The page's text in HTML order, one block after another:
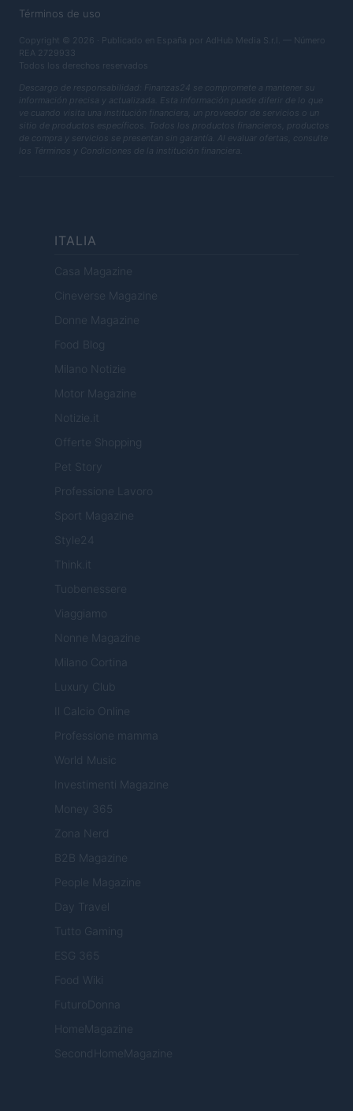
Términos de uso
Copyright © 2026 · Publicado en España por AdHub Media S.r.l. — Número
REA 2729933
Todos los derechos reservados
Descargo de responsabilidad: Finanzas24 se compromete a mantener su
información precisa y actualizada. Esta información puede diferir de lo que
ve cuando visita una institución financiera, un proveedor de servicios o un
sitio de productos específicos. Todos los productos financieros, productos
de compra y servicios se presentan sin garantía. Al evaluar ofertas, consulte
los Términos y Condiciones de la institución financiera.
ITALIA
Casa Magazine
Cineverse Magazine
Donne Magazine
Food Blog
Milano Notizie
Motor Magazine
Notizie.it
Offerte Shopping
Pet Story
Professione Lavoro
Sport Magazine
Style24
Think.it
Tuobenessere
Viaggiamo
Nonne Magazine
Milano Cortina
Luxury Club
Il Calcio Online
Professione mamma
World Music
Investimenti Magazine
Money 365
Zona Nerd
B2B Magazine
People Magazine
Day Travel
Tutto Gaming
ESG 365
Food Wiki
FuturoDonna
HomeMagazine
SecondHomeMagazine